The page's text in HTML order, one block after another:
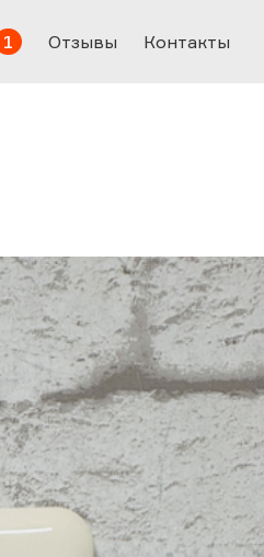
1 Отзывы Контакты